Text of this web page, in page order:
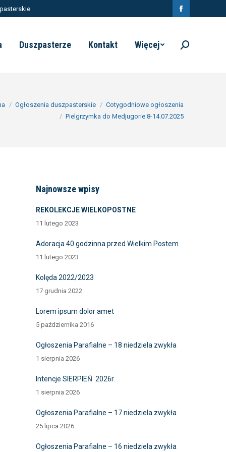
Facebook
opens
window
Duszpasterze Kontakt Więcej Szukaj:
Ogłoszenia duszpasterskie
Cotygodniowe ogłoszenia
Pielgrzymka do Medjugorie 8-14.07.2025
Najnowsze wpisy
REKOLEKCJE WIELKOPOSTNE
11 lutego 2023
Adoracja 40 godzinna przed Wielkim Postem
11 lutego 2023
Kolęda 2022/2023
17 grudnia 2022
Lorem ipsum dolor amet
5 października 2016
Ogłoszenia Parafialne – 18 niedziela zwykła
1 sierpnia 2026
Intencje SIERPIEŃ 2026r.
1 sierpnia 2026
Ogłoszenia Parafialne – 17 niedziela zwykła
25 lipca 2026
Ogłoszenia Parafialne – 16 niedziela zwykła